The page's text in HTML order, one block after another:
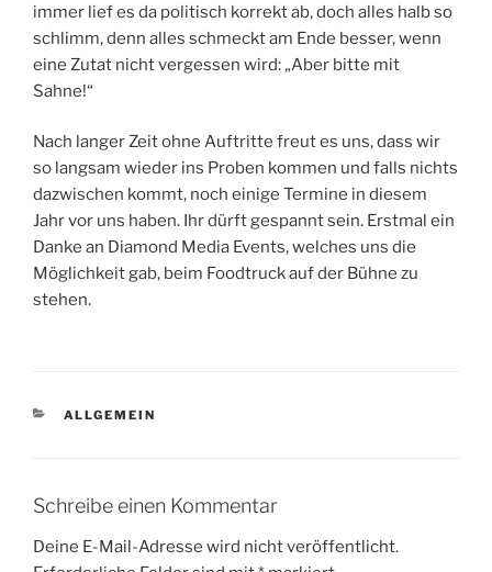
immer lief es da politisch korrekt ab, doch alles halb so
schlimm, denn alles schmeckt am Ende besser, wenn
eine Zutat nicht vergessen wird: „Aber bitte mit
Sahne!“
Nach langer Zeit ohne Auftritte freut es uns, dass wir
so langsam wieder ins Proben kommen und falls nichts
dazwischen kommt, noch einige Termine in diesem
Jahr vor uns haben. Ihr dürft gespannt sein. Erstmal ein
Danke an Diamond Media Events, welches uns die
Möglichkeit gab, beim Foodtruck auf der Bühne zu
stehen.
KATEGORIEN
ALLGEMEIN
Schreibe einen Kommentar
Deine E-Mail-Adresse wird nicht veröffentlicht.